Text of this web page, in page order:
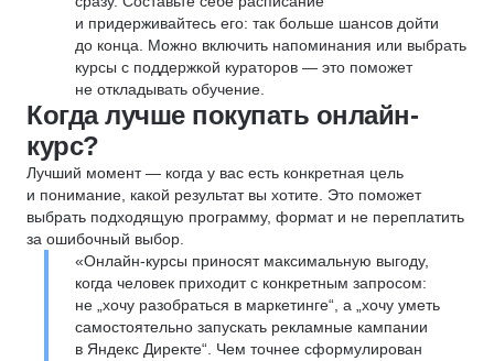
и придерживайтесь его: так больше шансов дойти
до конца. Можно включить напоминания или выбрать
курсы с поддержкой кураторов — это поможет
не откладывать обучение.
Когда лучше покупать онлайн-
курс?
Лучший момент — когда у вас есть конкретная цель
и понимание, какой результат вы хотите. Это поможет
выбрать подходящую программу, формат и не переплатить
за ошибочный выбор.
«Онлайн-курсы приносят максимальную выгоду,
когда человек приходит с конкретным запросом:
не „хочу разобраться в маркетинге“, а „хочу уметь
самостоятельно запускать рекламные кампании
в Яндекс Директе“. Чем точнее сформулирован